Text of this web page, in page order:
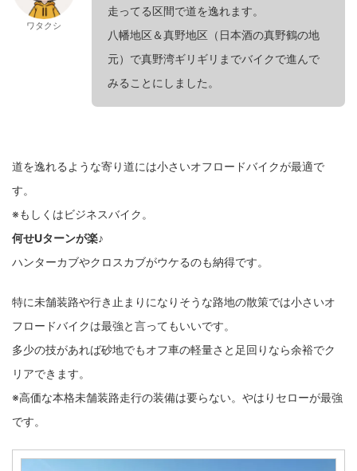
ワタクシ
走ってる区間で道を逸れます。
八幡地区＆真野地区（日本酒の真野鶴の地
元）で真野湾ギリギリまでバイクで進んで
みることにしました。
道を逸れるような寄り道には小さいオフロードバイクが最適で
す。
※もしくはビジネスバイク。
何せUターンが楽♪
ハンターカブやクロスカブがウケるのも納得です。
特に未舗装路や行き止まりになりそうな路地の散策では小さいオ
フロードバイクは最強と言ってもいいです。
多少の技があれば砂地でもオフ車の軽量さと足回りなら余裕でク
リアできます。
※高価な本格未舗装路走行の装備は要らない。やはりセローが最強
です。